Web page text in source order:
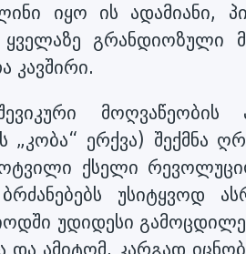
იყო ის ადამიანი,
გრანდიოზული
კავშირი.
„კობა“ ერქვა) შექმნა
ქსელი
უსიტყვოდ
უდიდესი
ამიტომ, კარგად